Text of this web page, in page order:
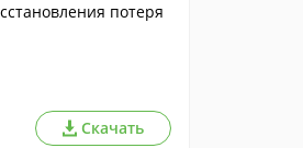
потеря
Скачать